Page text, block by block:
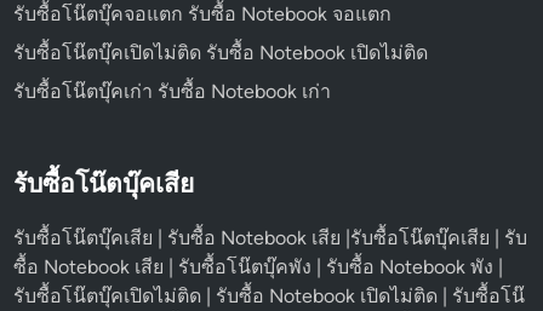
รับซื้อโน๊ตบุ๊คจอแตก รับซื้อ Notebook จอแตก
รับซื้อโน๊ตบุ๊คเปิดไม่ติด รับซื้อ Notebook เปิดไม่ติด
รับซื้อโน๊ตบุ๊คเก่า รับซื้อ Notebook เก่า
รับซื้อโน๊ตบุ๊คเสีย
รับซื้อโน๊ตบุ๊คเสีย | รับซื้อ Notebook เสีย |รับซื้อโน๊ตบุ๊คเสีย | รับ
ซื้อ Notebook เสีย | รับซื้อโน๊ตบุ๊คพัง | รับซื้อ Notebook พัง |
รับซื้อโน๊ตบุ๊คเปิดไม่ติด | รับซื้อ Notebook เปิดไม่ติด | รับซื้อโน๊